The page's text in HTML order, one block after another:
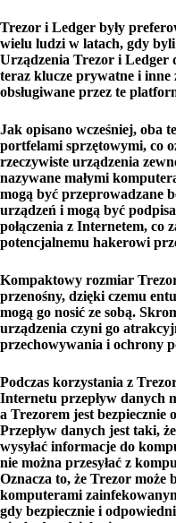
Trezor i Ledger były
wielu ludzi w latach, gdy
Urządzenia Trezor i Ledger
teraz klucze prywatne i inne
obsługiwane przez te
Jak opisano wcześniej, oba
portfelami sprzętowymi, co
rzeczywiste urządzenia
nazywane małymi
mogą być przeprowadzane
urządzeń i mogą być
połączenia z Internetem, co
potencjalnemu hakerowi
Kompaktowy rozmiar
przenośny, dzięki czemu
mogą go nosić ze sobą.
urządzenia czyni go
przechowywania i ochrony
Podczas korzystania z
Internetu przepływ danych
a Trezorem jest bezpiecznie
Przepływ danych jest taki,
wysyłać informacje do
nie można przesyłać z
Oznacza to, że Trezor może
komputerami
gdy bezpiecznie i